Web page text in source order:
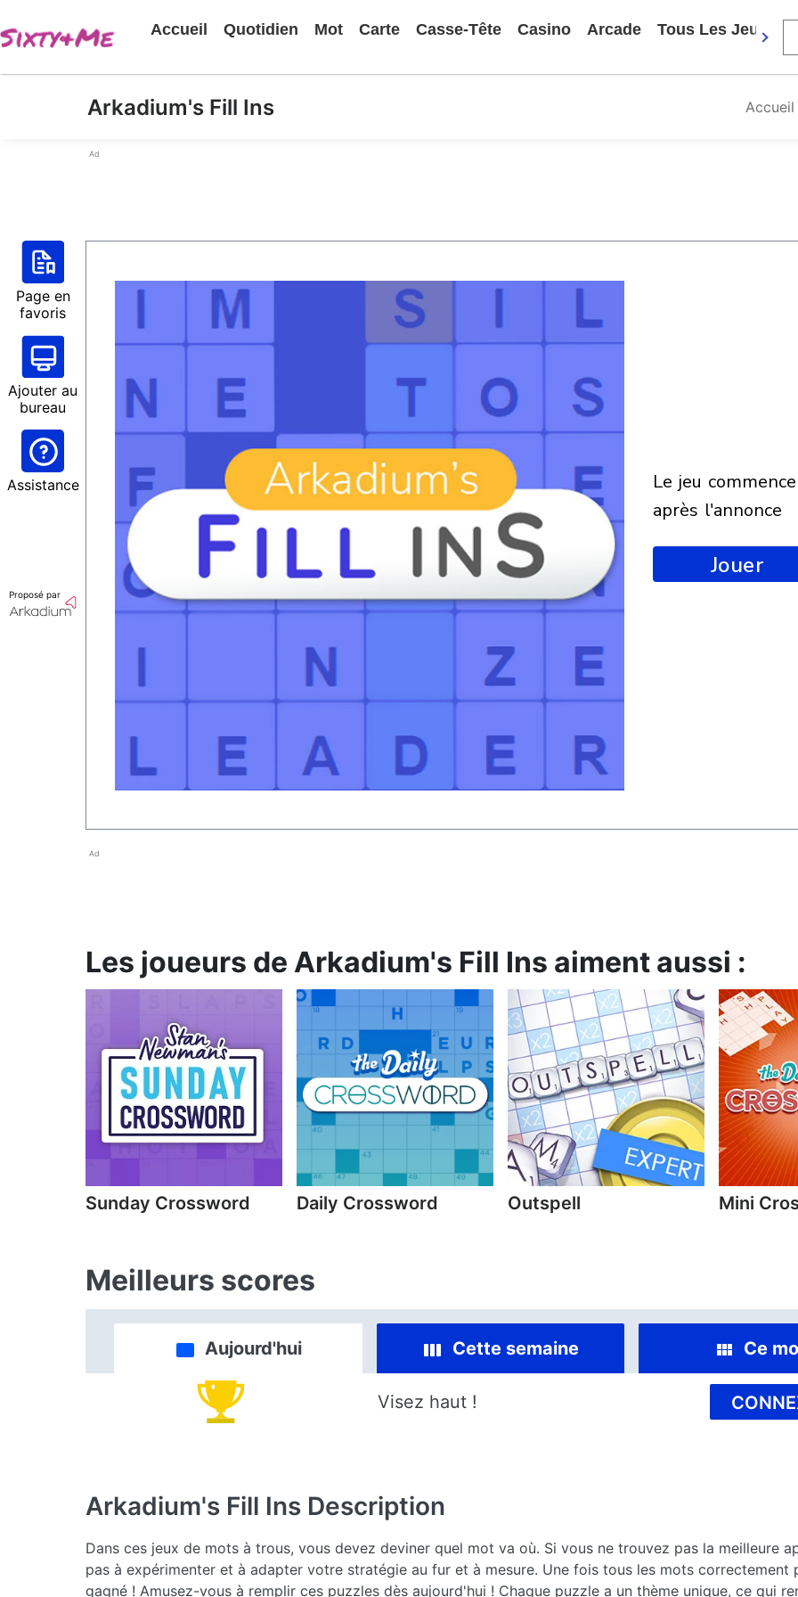
Accueil Quotidien Mot Carte Casse-Tête Casino Arcade Tous Les Jeux
Arkadium's Fill Ins Accueil
Ad
Page en
favoris
Ajouter au
bureau
Assistance
Proposé par
le jeu commencera
après l'annonce
Jouer
Ad
Les joueurs de Arkadium's Fill Ins aiment aussi :
Sunday Crossword Daily Crossword Outspell Mini
Meilleurs scores
Aujourd'hui Cette semaine Ce
Visez haut !
Arkadium's Fill Ins Description
Dans ces jeux de mots à trous, vous devez deviner quel mot va où. Si vous ne trouvez pas la meilleure
pas à expérimenter et à adapter votre stratégie au fur et à mesure. Une fois tous les mots correctement
gagné ! Amusez-vous à remplir ces puzzles dès aujourd'hui ! Chaque puzzle a un thème unique, ce qui